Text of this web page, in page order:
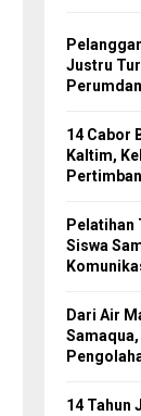
Justru
14 Cabor
Kaltim,
Pelatihan
Siswa
Dari Air
14 Tahun